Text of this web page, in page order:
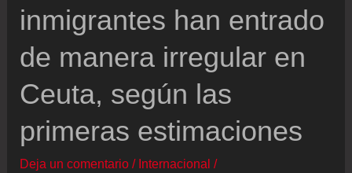
inmigrantes han entrado
de manera irregular en
Ceuta, según las
primeras estimaciones
Deja un comentario / Internacional /